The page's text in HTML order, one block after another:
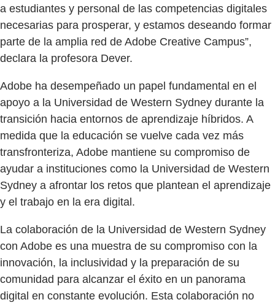
a estudiantes y personal de las competencias digitales
necesarias para prosperar, y estamos deseando formar
parte de la amplia red de Adobe Creative Campus”,
declara la profesora Dever.
Adobe ha desempeñado un papel fundamental en el
apoyo a la Universidad de Western Sydney durante la
transición hacia entornos de aprendizaje híbridos. A
medida que la educación se vuelve cada vez más
transfronteriza, Adobe mantiene su compromiso de
ayudar a instituciones como la Universidad de Western
Sydney a afrontar los retos que plantean el aprendizaje
y el trabajo en la era digital.
La colaboración de la Universidad de Western Sydney
con Adobe es una muestra de su compromiso con la
innovación, la inclusividad y la preparación de su
comunidad para alcanzar el éxito en un panorama
digital en constante evolución. Esta colaboración no